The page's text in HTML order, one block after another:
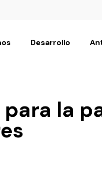
Desarrollo
la